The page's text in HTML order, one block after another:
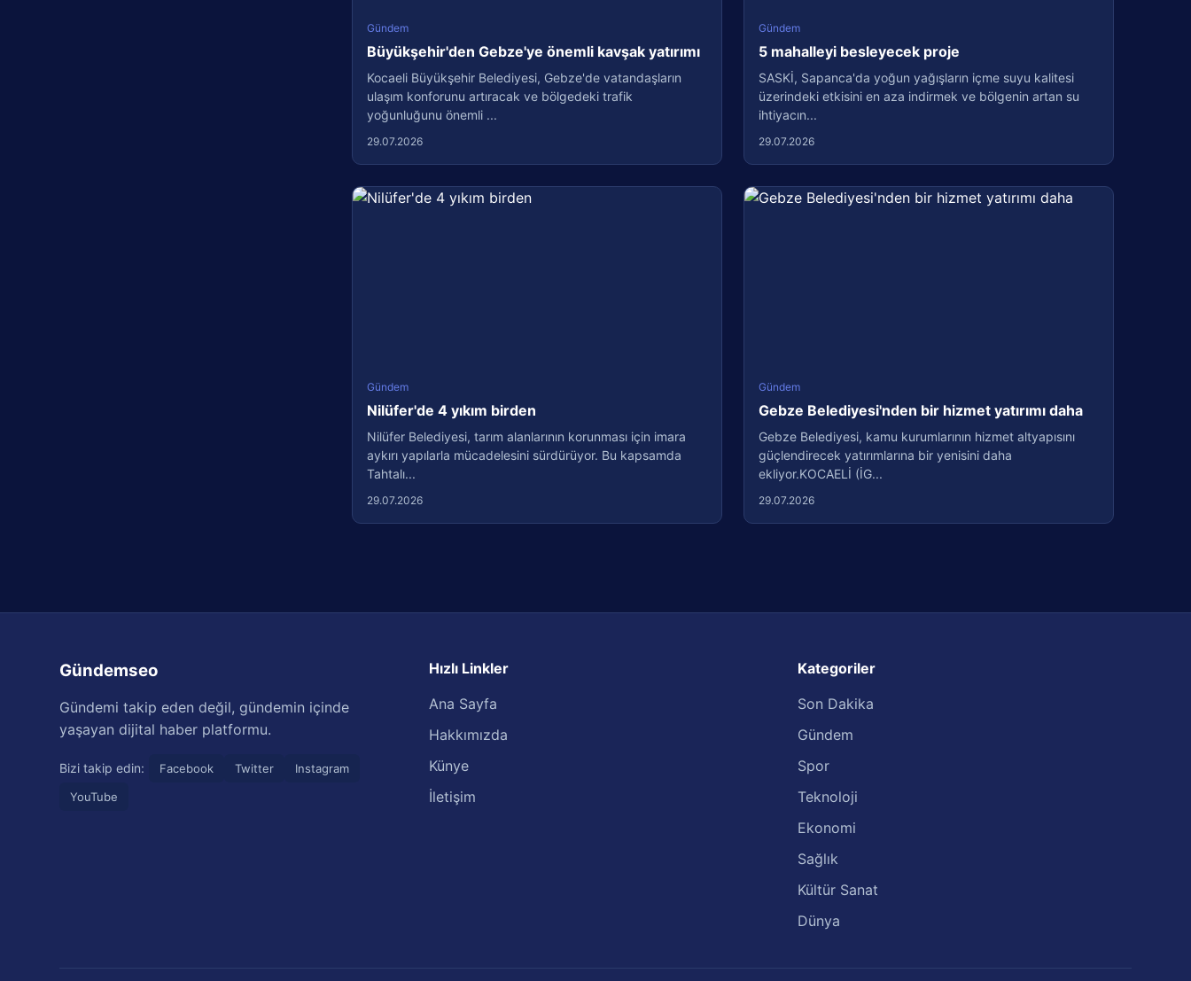
Gündem
Büyükşehir'den Gebze'ye önemli kavşak yatırımı
Kocaeli Büyükşehir Belediyesi, Gebze'de vatandaşların
ulaşım konforunu artıracak ve bölgedeki trafik
yoğunluğunu önemli ...
29.07.2026
Gündem
5 mahalleyi besleyecek proje
SASKİ, Sapanca'da yoğun yağışların içme suyu kalitesi
üzerindeki etkisini en aza indirmek ve bölgenin artan su
ihtiyacın...
29.07.2026
Gündem
Nilüfer'de 4 yıkım birden
Nilüfer Belediyesi, tarım alanlarının korunması için imara
aykırı yapılarla mücadelesini sürdürüyor. Bu kapsamda
Tahtalı...
29.07.2026
Gündem
Gebze Belediyesi'nden bir hizmet yatırımı daha
Gebze Belediyesi, kamu kurumlarının hizmet altyapısını
güçlendirecek yatırımlarına bir yenisini daha
ekliyor.KOCAELİ (İG...
29.07.2026
Gündemseo
Gündemi takip eden değil, gündemin içinde
yaşayan dijital haber platformu.
Bizi takip edin: Facebook Twitter
Instagram
YouTube
Hızlı Linkler
Ana Sayfa
Hakkımızda
Künye
İletişim
Kategoriler
Son Dakika
Gündem
Spor
Teknoloji
Ekonomi
Sağlık
Kültür Sanat
Dünya